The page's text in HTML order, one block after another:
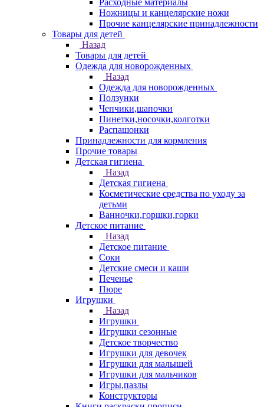
Расходные материалы
Ножницы и канцелярские ножи
Прочие канцелярские принадлежности
Товары для детей
Назад
Товары для детей
Одежда для новорожденных
Назад
Одежда для новорожденных
Ползунки
Чепчики,шапочки
Пинетки,носочки,колготки
Распашонки
Принадлежности для кормления
Прочие товары
Детская гигиена
Назад
Детская гигиена
Косметические средства по уходу за
детьми
Ванночки,горшки,горки
Детское питание
Назад
Детское питание
Соки
Детские смеси и каши
Печенье
Пюре
Игрушки
Назад
Игрушки
Игрушки сезонные
Детское творчество
Игрушки для девочек
Игрушки для малышей
Игрушки для мальчиков
Игры,пазлы
Конструкторы